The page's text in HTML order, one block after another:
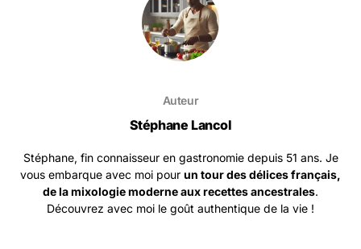
Auteur
Stéphane Lancol
Stéphane, fin connaisseur en gastronomie depuis 51 ans. Je
vous embarque avec moi pour un tour des délices français,
de la mixologie moderne aux recettes ancestrales.
Découvrez avec moi le goût authentique de la vie !